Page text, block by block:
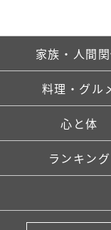
家族・人間
料理・グル
心と体
ランキング